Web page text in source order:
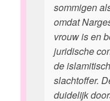
sommigen
omdat
vrouw is en
juridische
de
slachtoffer.
duidelijk